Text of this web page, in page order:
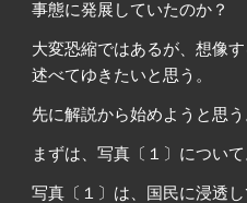
事態に発展していたのか？
大変恐縮ではあるが、想像
述べてゆきたいと思う。
先に解説から始めようと思う
まずは、写真〔１〕について
写真〔１〕は、国民に浸透